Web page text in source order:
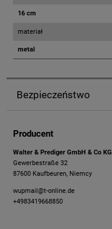
16 cm
materiał
metal
Bezpieczeństwo
Producent
Walter & Prediger GmbH & Co KG
Gewerbestraße 32
87600 Kaufbeuren, Niemcy
wupmail@t-online.de
+4983419668850